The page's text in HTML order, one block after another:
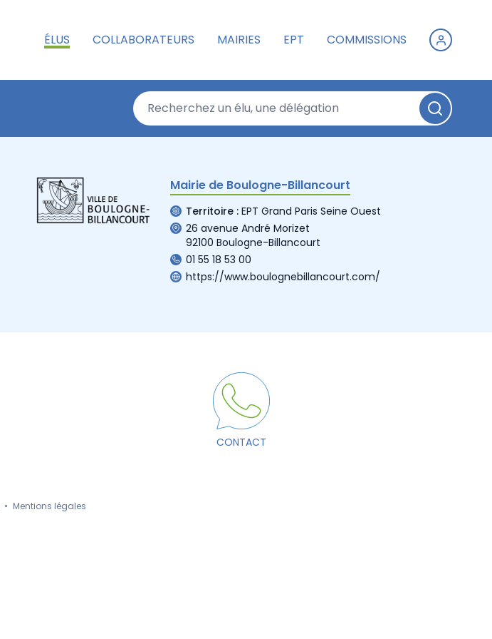
ÉLUS COLLABORATEURS MAIRIES EPT COMMISSIONS
Mairie de Boulogne-Billancourt
Territoire : EPT Grand Paris Seine Ouest
26 avenue André Morizet
92100 Boulogne-Billancourt
01 55 18 53 00
https://www.boulognebillancourt.com/
CONTACT
• Mentions légales